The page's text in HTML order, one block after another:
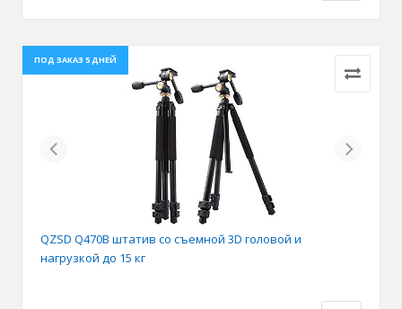
ПОД ЗАКАЗ 5 ДНЕЙ
Previous Next
QZSD Q470B штатив со съемной 3D головой и
нагрузкой до 15 кг